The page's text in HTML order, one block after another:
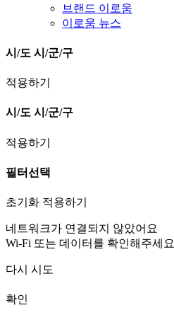
브랜드 이로움
이로움 뉴스
시/도 시/군/구
적용하기
시/도 시/군/구
적용하기
필터선택
초기화 적용하기
네트워크가 연결되지 않았어요
Wi-Fi 또는 데이터를 확인해주세요
다시 시도
확인